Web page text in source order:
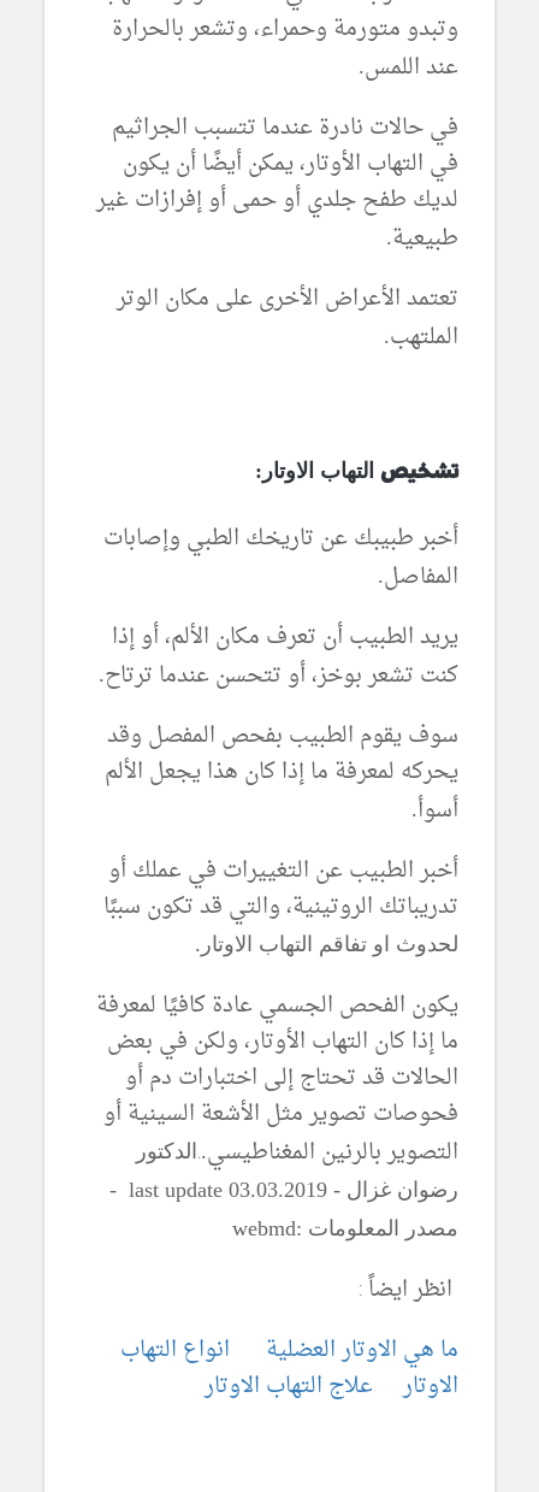
وتبدو متورمة وحمراء، وتشعر بالحرارة
عند اللمس.
في حالات نادرة عندما تتسبب الجراثيم
في التهاب الأوتار، يمكن أيضًا أن يكون
لديك طفح جلدي أو حمى أو إفرازات غير
طبيعية.
تعتمد الأعراض الأخرى على مكان الوتر
الملتهب.
تشخيص التهاب الاوتار:
أخبر طبيبك عن تاريخك الطبي وإصابات
المفاصل.
يريد الطبيب أن تعرف مكان الألم، أو إذا
كنت تشعر بوخز، أو تتحسن عندما ترتاح.
سوف يقوم الطبيب بفحص المفصل وقد
يحركه لمعرفة ما إذا كان هذا يجعل الألم
أسوأ.
أخبر الطبيب عن التغييرات في عملك أو
تدريباتك الروتينية، والتي قد تكون سببًا
لحدوث او تفاقم التهاب الاوتار.
يكون الفحص الجسمي عادة كافيًا لمعرفة
ما إذا كان التهاب الأوتار، ولكن في بعض
الحالات قد تحتاج إلى اختبارات دم أو
فحوصات تصوير مثل الأشعة السينية أو
التصوير بالرنين المغناطيسي.
. الدكتور
رضوان غزال - last update 03.03.2019 -
مصدر المعلومات :webmd
انظر ايضاً :
ما هي الاوتار العضلية
انواع التهاب
الاوتار
علاج التهاب الاوتار